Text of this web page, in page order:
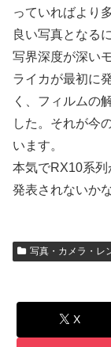
っていればより
良い写真となる
写界深度が深い
ライカが最初に
く、フィルムの
した。それが今
います。
本気でRX10系列
発表されないかな
写真・カメラ・レ
X